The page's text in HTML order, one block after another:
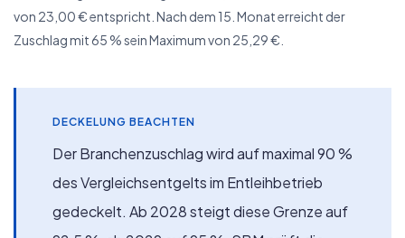
von 23,00 € entspricht. Nach dem 15. Monat erreicht der
Zuschlag mit 65 % sein Maximum von 25,29 €.
DECKELUNG BEACHTEN
Der Branchenzuschlag wird auf maximal 90 %
des Vergleichsentgelts im Entleihbetrieb
gedeckelt. Ab 2028 steigt diese Grenze auf